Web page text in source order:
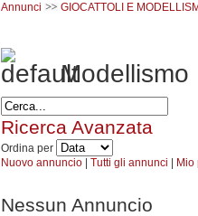
Annunci GIOCATTOLI E
Modellismo
Ricerca Avanzata
Ordina per
Nuovo annuncio | Tutti gli annunci | Mio
Nessun Annuncio